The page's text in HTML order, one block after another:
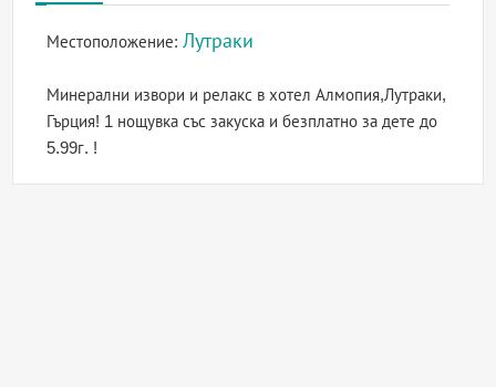
Местоположение: Лутраки
Минерални извори и релакс в хотел Алмопия,Лутраки,
Гърция! 1 нощувка със закуска и безплатно за дете до
5.99г. !